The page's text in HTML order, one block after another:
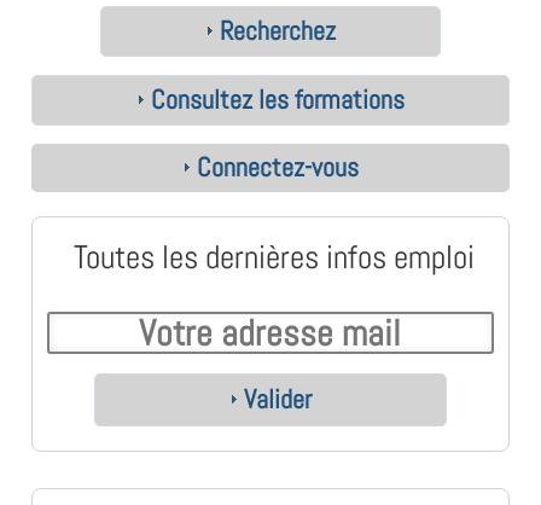
Recherchez
Consultez les formations
Connectez-vous
Toutes les dernières infos emploi
Valider